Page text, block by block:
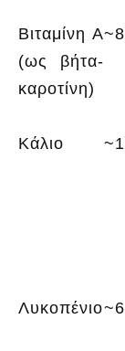
Βιταμίνη A
(ως βήτα-
καροτίνη)
Κάλιο
Λυκοπένιο